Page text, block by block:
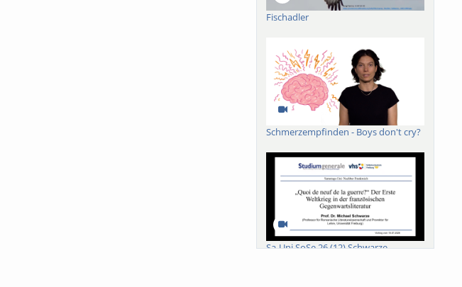
Fischadler
Schmerzempfinden - Boys don't cry?
Sa-Uni SoSe 26 (12) Schwarze